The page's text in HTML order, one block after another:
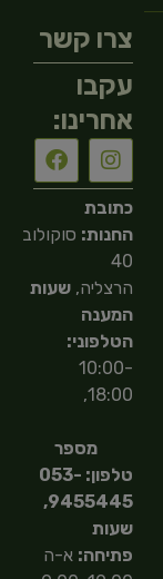
צרו קשר
עקבו
אחרינו:
כתובת
החנות: סוקולוב
40
הרצליה,שעות
המענה
הטלפוני:
10:00-
18:00,
מספר
טלפון: 053-
9455445,
שעות
פתיחה: א-ה